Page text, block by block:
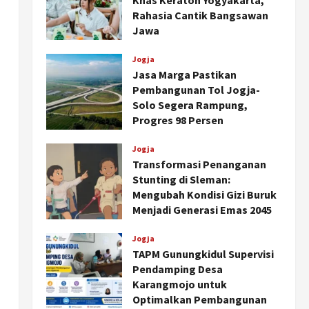
Rahasia Cantik Bangsawan
Jawa
Jogja
Jasa Marga Pastikan
Pembangunan Tol Jogja-
Solo Segera Rampung,
Progres 98 Persen
Jogja
Transformasi Penanganan
Stunting di Sleman:
Mengubah Kondisi Gizi Buruk
Menjadi Generasi Emas 2045
Jogja
TAPM Gunungkidul Supervisi
Pendamping Desa
Karangmojo untuk
Optimalkan Pembangunan